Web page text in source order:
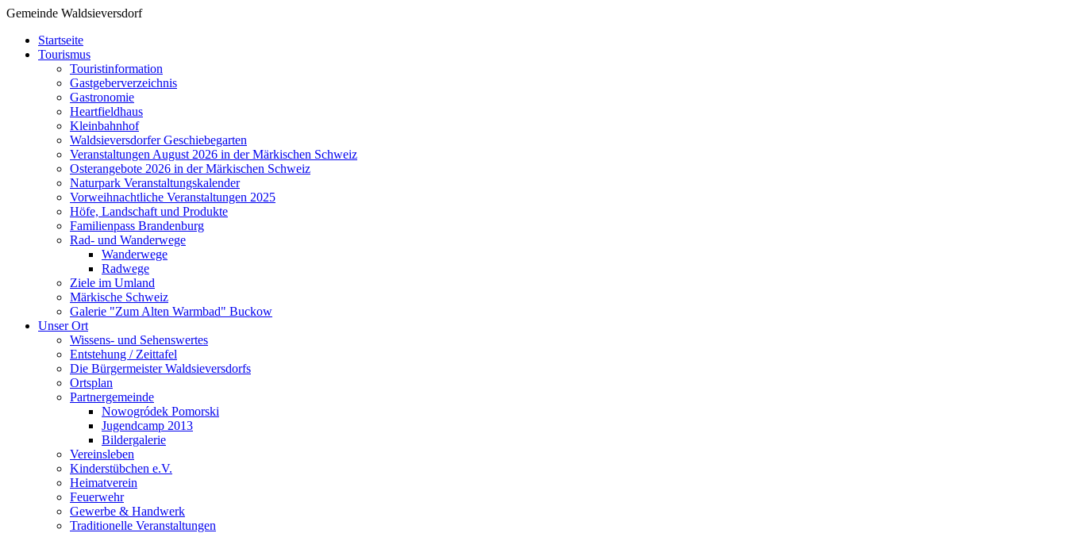
Gemeinde Waldsieversdorf
Startseite
Tourismus
Touristinformation
Gastgeberverzeichnis
Gastronomie
Heartfieldhaus
Kleinbahnhof
Waldsieversdorfer Geschiebegarten
Veranstaltungen August 2026 in der Märkischen Schweiz
Osterangebote 2026 in der Märkischen Schweiz
Naturpark Veranstaltungskalender
Vorweihnachtliche Veranstaltungen 2025
Höfe, Landschaft und Produkte
Familienpass Brandenburg
Rad- und Wanderwege
Wanderwege
Radwege
Ziele im Umland
Märkische Schweiz
Galerie "Zum Alten Warmbad" Buckow
Unser Ort
Wissens- und Sehenswertes
Entstehung / Zeittafel
Die Bürgermeister Waldsieversdorfs
Ortsplan
Partnergemeinde
Nowogródek Pomorski
Jugendcamp 2013
Bildergalerie
Vereinsleben
Kinderstübchen e.V.
Heimatverein
Feuerwehr
Gewerbe & Handwerk
Traditionelle Veranstaltungen